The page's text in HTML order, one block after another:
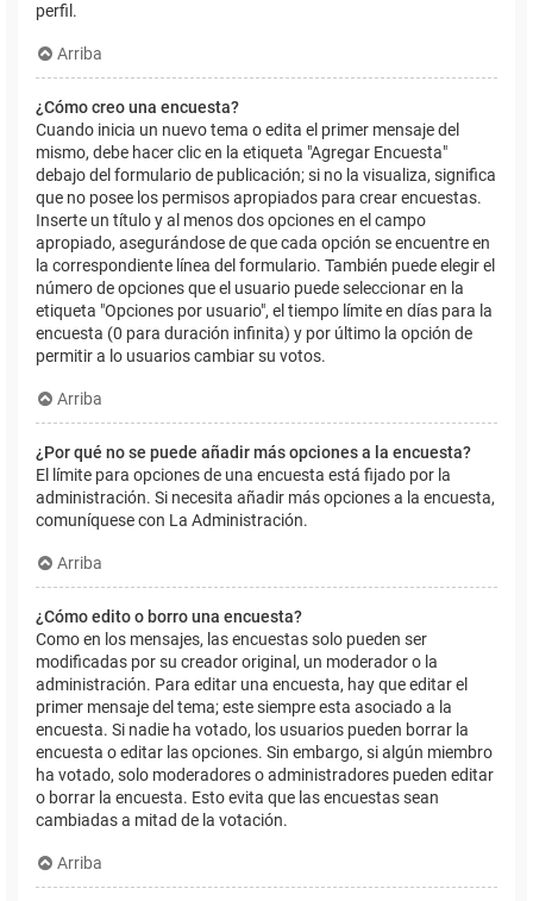
perfil.
Arriba
¿Cómo creo una encuesta?
Cuando inicia un nuevo tema o edita el primer mensaje del
mismo, debe hacer clic en la etiqueta "Agregar Encuesta"
debajo del formulario de publicación; si no la visualiza, significa
que no posee los permisos apropiados para crear encuestas.
Inserte un título y al menos dos opciones en el campo
apropiado, asegurándose de que cada opción se encuentre en
la correspondiente línea del formulario. También puede elegir el
número de opciones que el usuario puede seleccionar en la
etiqueta "Opciones por usuario", el tiempo límite en días para la
encuesta (0 para duración infinita) y por último la opción de
permitir a lo usuarios cambiar su votos.
Arriba
¿Por qué no se puede añadir más opciones a la encuesta?
El límite para opciones de una encuesta está fijado por la
administración. Si necesita añadir más opciones a la encuesta,
comuníquese con La Administración.
Arriba
¿Cómo edito o borro una encuesta?
Como en los mensajes, las encuestas solo pueden ser
modificadas por su creador original, un moderador o la
administración. Para editar una encuesta, hay que editar el
primer mensaje del tema; este siempre esta asociado a la
encuesta. Si nadie ha votado, los usuarios pueden borrar la
encuesta o editar las opciones. Sin embargo, si algún miembro
ha votado, solo moderadores o administradores pueden editar
o borrar la encuesta. Esto evita que las encuestas sean
cambiadas a mitad de la votación.
Arriba